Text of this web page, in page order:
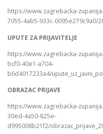
https://www.zagrebacka-
7055-4ab5-933c-0095e279c9a0/
UPUTE ZA PRIJAVITELJE
https://www.zagrebacka-
bcf0-40e1-a704-
b6d4017233a4/
OBRAZAC PRIJAVE
https://www.zagrebacka-
30ed-4a50-825e-
d995008b21f2/